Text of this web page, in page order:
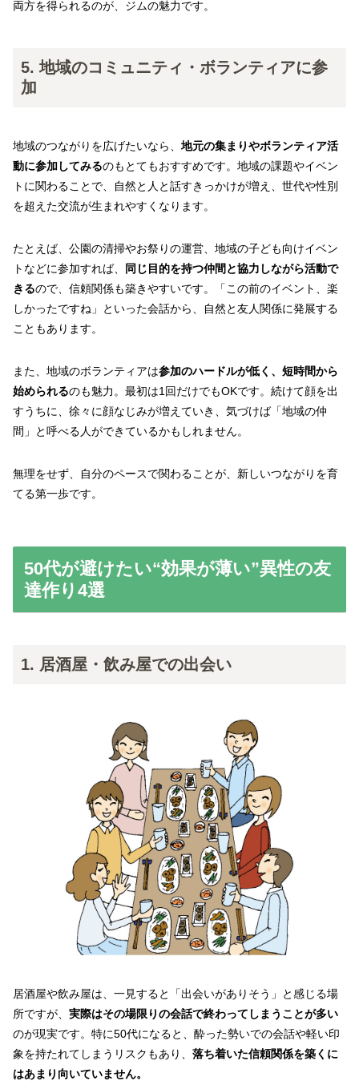
両方を得られるのが、ジムの魅力です。
5. 地域のコミュニティ・ボランティアに参
加
地域のつながりを広げたいなら、 地元の集まりやボランティア活
動に参加してみるのもとてもおすすめです。地域の課題やイベン
トに関わることで、自然と人と話すきっかけが増え、世代や性別
を超えた交流が生まれやすくなります。
たとえば、公園の清掃やお祭りの運営、地域の子ども向けイベン
トなどに参加すれば、
同じ目的を持つ仲間と協力しながら活動で
きるので、信頼関係も築きやすいです。「この前のイベント、楽
しかったですね」といった会話から、自然と友人関係に発展する
こともあります。
また、地域のボランティアは参加のハードルが低く、短時間から
始められるのも魅力。最初は1回だけでもOKです。続けて顔を出
すうちに、徐々に顔なじみが増えていき、気づけば「地域の仲
間」と呼べる人ができているかもしれません。
無理をせず、自分のペースで関わることが、新しいつながりを育
てる第一歩です。
50代が避けたい“効果が薄い”異性の友
達作り4選
1. 居酒屋・飲み屋での出会い
居酒屋や飲み屋は、一見すると「出会いがありそう」と感じる場
所ですが、 実際はその場限りの会話で終わってしまうことが多い
のが現実です。特に50代になると、酔った勢いでの会話や軽い印
象を持たれてしまうリスクもあり、 落ち着いた信頼関係を築くに
はあまり向いていません。